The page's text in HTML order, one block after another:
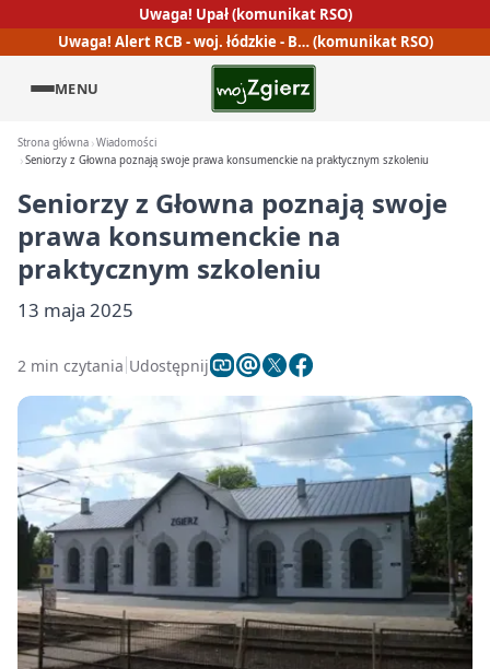
Uwaga! Upał (komunikat RSO)
Uwaga! Alert RCB - woj. łódzkie - B… (komunikat RSO)
MENU
Strona główna Wiadomości
Seniorzy z Głowna poznają swoje prawa konsumenckie na praktycznym szkoleniu
Seniorzy z Głowna poznają swoje
prawa konsumenckie na
praktycznym szkoleniu
13 maja 2025
2 min czytania Udostępnij